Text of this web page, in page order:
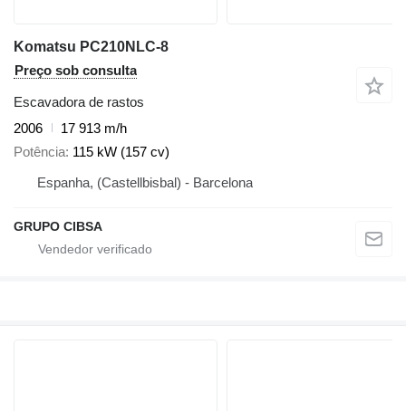
Komatsu PC210NLC-8
Preço sob consulta
Escavadora de rastos
2006
17 913 m/h
Potência 115 kW (157 cv)
Espanha, (Castellbisbal) - Barcelona
GRUPO CIBSA